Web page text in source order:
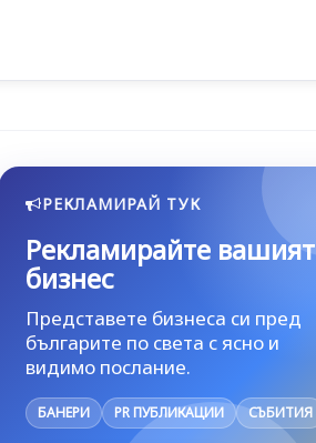
РЕКЛАМИРАЙ ТУК
Рекламирайте вашият
бизнес
Представете бизнеса си пред
българите по света с ясно и
видимо послание.
БАНЕРИ PR ПУБЛИКАЦИИ СЪБИТИЯ